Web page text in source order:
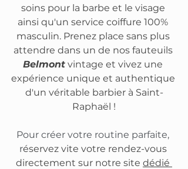
soins pour la barbe et le visage
ainsi qu'un service coiffure 100%
masculin. Prenez place sans plus
attendre dans un de nos fauteuils
Belmont vintage et vivez une
expérience unique et authentique
d'un véritable barbier à Saint-
Raphaël !
Pour créer votre routine parfaite,
réservez vite votre rendez-vous
directement sur notre site dédié